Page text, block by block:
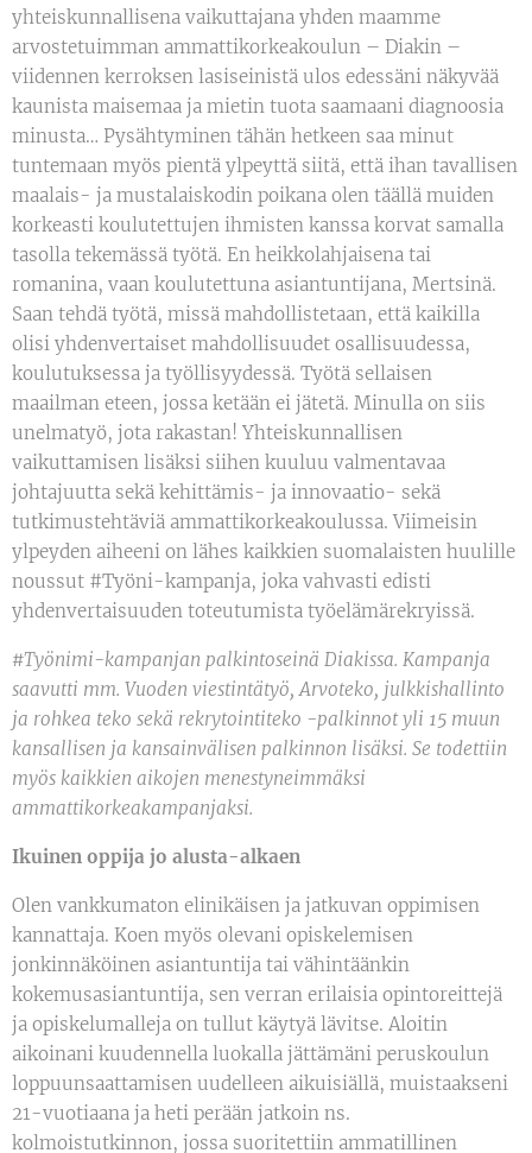
yhteiskunnallisena vaikuttajana yhden maamme
arvostetuimman ammattikorkeakoulun – Diakin –
viidennen kerroksen lasiseinistä ulos edessäni näkyvää
kaunista maisemaa ja mietin tuota saamaani diagnoosia
minusta… Pysähtyminen tähän hetkeen saa minut
tuntemaan myös pientä ylpeyttä siitä, että ihan tavallisen
maalais- ja mustalaiskodin poikana olen täällä muiden
korkeasti koulutettujen ihmisten kanssa korvat samalla
tasolla tekemässä työtä. En heikkolahjaisena tai
romanina, vaan koulutettuna asiantuntijana, Mertsinä.
Saan tehdä työtä, missä mahdollistetaan, että kaikilla
olisi yhdenvertaiset mahdollisuudet osallisuudessa,
koulutuksessa ja työllisyydessä. Työtä sellaisen
maailman eteen, jossa ketään ei jätetä. Minulla on siis
unelmatyö, jota rakastan! Yhteiskunnallisen
vaikuttamisen lisäksi siihen kuuluu valmentavaa
johtajuutta sekä kehittämis- ja innovaatio- sekä
tutkimustehtäviä ammattikorkeakoulussa. Viimeisin
ylpeyden aiheeni on lähes kaikkien suomalaisten huulille
noussut #Työni-kampanja, joka vahvasti edisti
yhdenvertaisuuden toteutumista työelämärekryissä.
#Työnimi-kampanjan palkintoseinä Diakissa. Kampanja
saavutti mm. Vuoden viestintätyö, Arvoteko, julkkishallinto
ja rohkea teko sekä rekrytointiteko -palkinnot yli 15 muun
kansallisen ja kansainvälisen palkinnon lisäksi. Se todettiin
myös kaikkien aikojen menestyneimmäksi
ammattikorkeakampanjaksi.
Ikuinen oppija jo alusta-alkaen
Olen vankkumaton elinikäisen ja jatkuvan oppimisen
kannattaja. Koen myös olevani opiskelemisen
jonkinnäköinen asiantuntija tai vähintäänkin
kokemusasiantuntija, sen verran erilaisia opintoreittejä
ja opiskelumalleja on tullut käytyä lävitse. Aloitin
aikoinani kuudennella luokalla jättämäni peruskoulun
loppuunsaattamisen uudelleen aikuisiällä, muistaakseni
21-vuotiaana ja heti perään jatkoin ns.
kolmoistutkinnon, jossa suoritettiin ammatillinen